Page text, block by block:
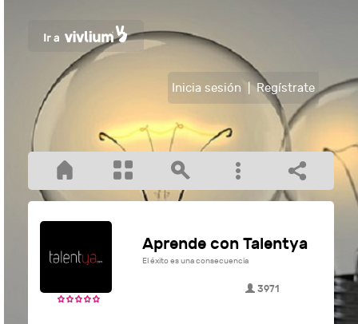
Inicia sesión Regístrate
Aprende con Talentya
El éxito es una consecuencia
3971